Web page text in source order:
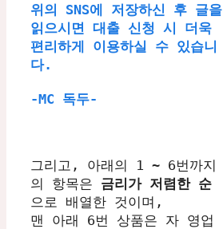
위의 SNS에 저장하신 후 글을
읽으시면 대출 신청 시 더욱
편리하게 이용하실 수 있습니
다.
-MC 독두-
그리고, 아래의 1 ~ 6번까지
의 항목은 금리가 저렴한 순
으로 배열한 것이며,
맨 아래 6번 상품은 자 영업